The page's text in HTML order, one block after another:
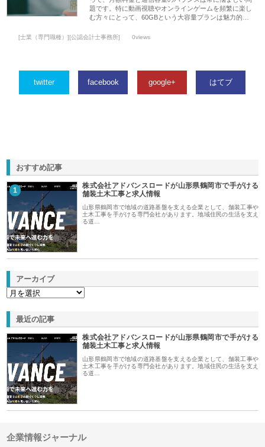
題です。特に動画視聴やオンラインゲームを頻繁に楽し
む方々にとって、60GBという大容量プランは魅力的…
[士業（専門職種）][公認会計士事務所] 0views
twitter facebook google+ はてブ
おすすめ記事
1
株式会社アドバンスロードが山形県鶴岡市で手がける
舗装土木工事と求人情報
山形県鶴岡市で地域の道路基盤を支える企業として、舗装工事や
土木工事を手がける専門会社があります。地域住民の生活を支え
る道…
アーカイブ
最近の記事
株式会社アドバンスロードが山形県鶴岡市で手がける
舗装土木工事と求人情報
山形県鶴岡市で地域の道路基盤を支える企業として、舗装工事や
土木工事を手がける専門会社があります。地域住民の生活を支え
る道…
企業情報ジャーナル